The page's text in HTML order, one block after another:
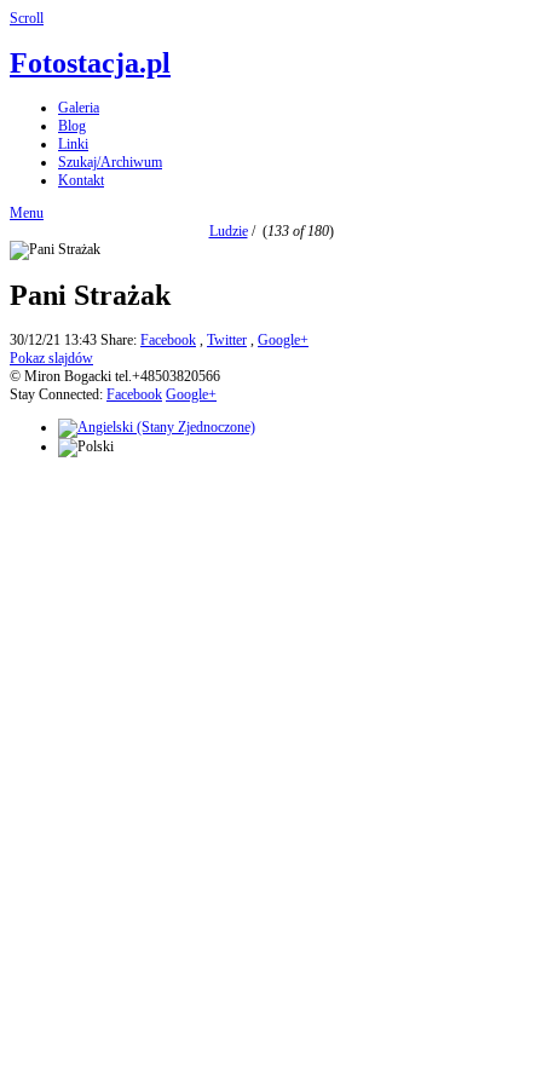
Scroll
Fotostacja.pl
Galeria
Blog
Linki
Szukaj/Archiwum
Kontakt
Menu
Ludzie/ (133 of 180)
Pani Strażak
30/12/21 13:43 Share: Facebook , Twitter , Google+
Pokaz slajdów
© Miron Bogacki tel.+48503820566
Stay Connected: Facebook Google+